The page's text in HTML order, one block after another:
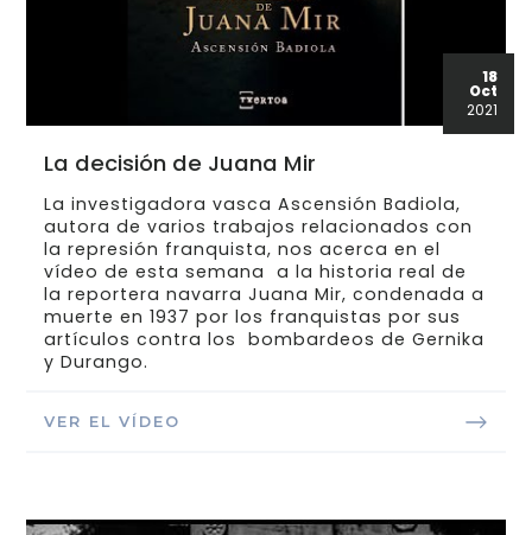
18
Oct
2021
La decisión de Juana Mir
La investigadora vasca Ascensión Badiola,
autora de varios trabajos relacionados con
la represión franquista, nos acerca en el
vídeo de esta semana a la historia real de
la reportera navarra Juana Mir, condenada a
muerte en 1937 por los franquistas por sus
artículos contra los bombardeos de Gernika
y Durango.
VER EL VÍDEO